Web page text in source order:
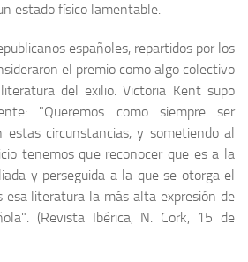
estado físico lamentable.
españoles, repartidos por los
el premio como algo colectivo
del exilio. Victoria Kent supo
"Queremos como siempre ser
estas circunstancias, y sometiendo al
tenemos que reconocer que es a la
y perseguida a la que se otorga el
esa literatura la más alta expresión de
(Revista Ibérica, N. Cork, 15 de